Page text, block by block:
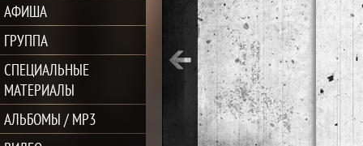
АФИША
ГРУППА
СПЕЦИАЛЬНЫЕ
МАТЕРИАЛЫ
АЛЬБОМЫ / MP3